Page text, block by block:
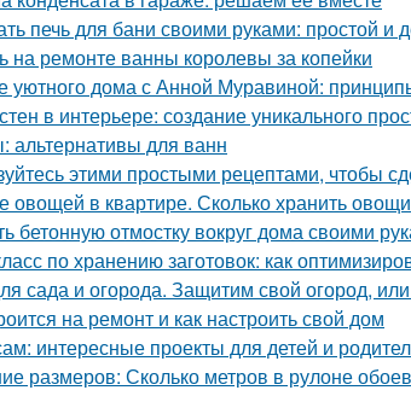
печь для бани своими руками: простой
на ремонте ванны королевы за копейки
уютного дома с Анной Муравиной:
в интерьере: создание уникального
альтернативы для ванн
этими простыми рецептами, чтобы
овощей в квартире. Сколько хранить овощи
бетонную отмостку вокруг дома своими
по хранению заготовок: как
сада и огорода. Защитим свой огород,
на ремонт и как настроить свой дом
интересные проекты для детей и
размеров: Сколько метров в рулоне